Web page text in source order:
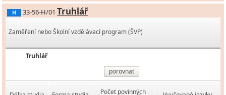
H 33-56-H/01 Truhlář
Zaměření nebo Školní vzdělávací program (ŠVP)
Truhlář
porovnat
Počet povinných